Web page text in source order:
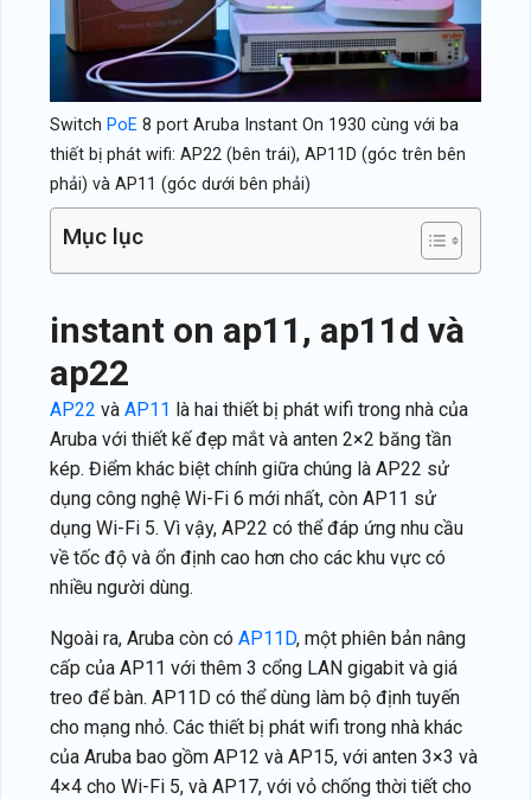
Switch PoE 8 port Aruba Instant On 1930 cùng với ba
thiết bị phát wifi: AP22 (bên trái), AP11D (góc trên bên
phải) và AP11 (góc dưới bên phải)
Mục lục
instant on ap11, ap11d và
ap22
AP22 và AP11 là hai thiết bị phát wifi trong nhà của
Aruba với thiết kế đẹp mắt và anten 2×2 băng tần
kép. Điểm khác biệt chính giữa chúng là AP22 sử
dụng công nghệ Wi-Fi 6 mới nhất, còn AP11 sử
dụng Wi-Fi 5. Vì vậy, AP22 có thể đáp ứng nhu cầu
về tốc độ và ổn định cao hơn cho các khu vực có
nhiều người dùng.
Ngoài ra, Aruba còn có AP11D, một phiên bản nâng
cấp của AP11 với thêm 3 cổng LAN gigabit và giá
treo để bàn. AP11D có thể dùng làm bộ định tuyến
cho mạng nhỏ. Các thiết bị phát wifi trong nhà khác
của Aruba bao gồm AP12 và AP15, với anten 3×3 và
4×4 cho Wi-Fi 5, và AP17, với vỏ chống thời tiết cho